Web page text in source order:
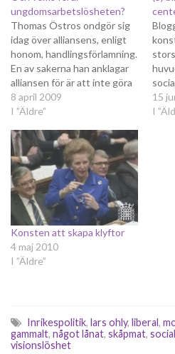
ungdomsarbetslösheten?
Thomas Östros ondgör sig
idag över alliansens, enligt
honom, handlingsförlamning.
En av sakerna han anklagar
alliansen för är att inte göra
något åt
ungdomsarbetslösheten,
något annat EU-land och nu
är uppe i en fjärdedel, en
ökning med dryga sex
procentenheter. Frågan är
då, vad beror…
8 april 2009
I ”Äldre”
15
I
Konsten att skapa klyftor
4 maj 2010
I ”Äldre”
Inrikespolitik, lars ohly, liberal,
gammalt, något lånat, skåpmat,
visionslöshet